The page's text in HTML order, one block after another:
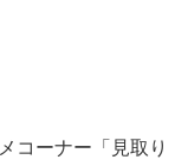
コーナー「見取り